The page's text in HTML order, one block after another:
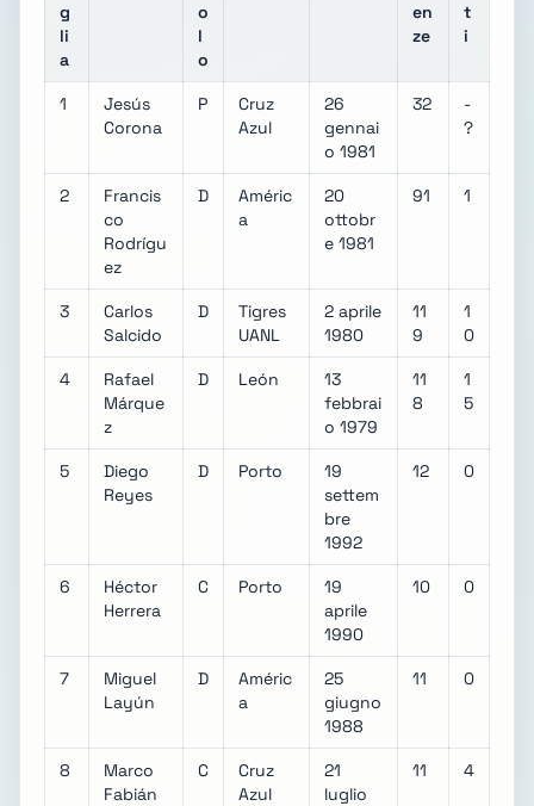
g
li
a
o
l
o
en
ze
t
i
1
Jesús
Corona
P
Cruz
Azul
26
gennai
o 1981
32
-
?
2
Francis
co
Rodrígu
ez
D
Améric
a
20
ottobr
e 1981
91 1
3
Carlos
Salcido
D
Tigres
UANL
2 aprile
1980
11
9
1
0
4
Rafael
Márque
z
D León
13
febbrai
o 1979
11
8
1
5
5
Diego
Reyes
D Porto
19
settem
bre
1992
12 0
6
Héctor
Herrera
C Porto
19
aprile
1990
10 0
7
Miguel
Layún
D
Améric
a
25
giugno
1988
11 0
8
Marco
Fabián
C
Cruz
Azul
21
luglio
11 4